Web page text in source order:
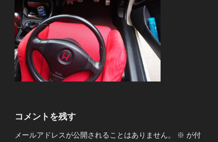
コメントを残す
メールアドレスが公開されることはありません。 ※ が付